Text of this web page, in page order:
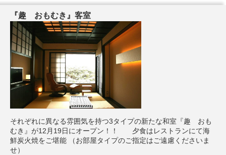
『趣 おもむき』客室
それぞれに異なる雰囲気を持つ3タイプの新たな和室『趣 おも
むき』が12月19日にオープン！！ 夕食はレストランにて海
鮮炭火焼をご堪能 （お部屋タイプのご指定はご遠慮くださいま
せ）